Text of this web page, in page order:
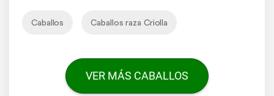
Caballos Caballos raza Criolla
VER MÁS CABALLOS